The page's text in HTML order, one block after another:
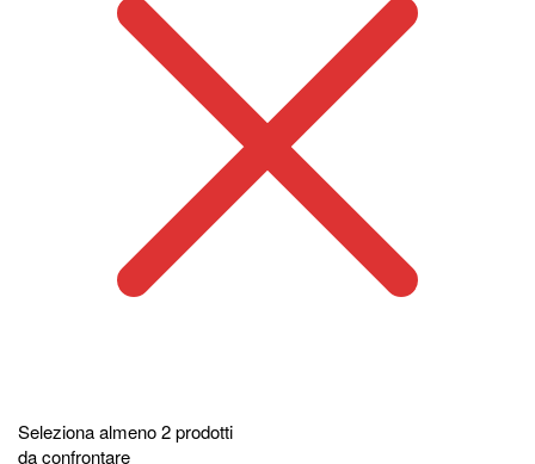
Seleziona almeno 2 prodotti
da confrontare